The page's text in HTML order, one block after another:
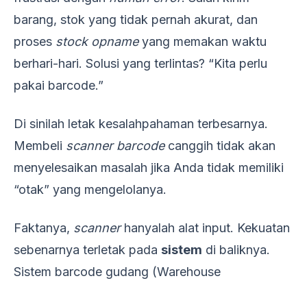
barang, stok yang tidak pernah akurat, dan
proses stock opnameyang memakan waktu
berhari-hari. Solusi yang terlintas? “Kita perlu
pakai barcode.”
Di sinilah letak kesalahpahaman terbesarnya.
Membeli scanner barcodecanggih tidak akan
menyelesaikan masalah jika Anda tidak memiliki
“otak” yang mengelolanya.
Faktanya, scannerhanyalah alat input. Kekuatan
sebenarnya terletak pada sistem di baliknya.
Sistem barcode gudang (Warehouse